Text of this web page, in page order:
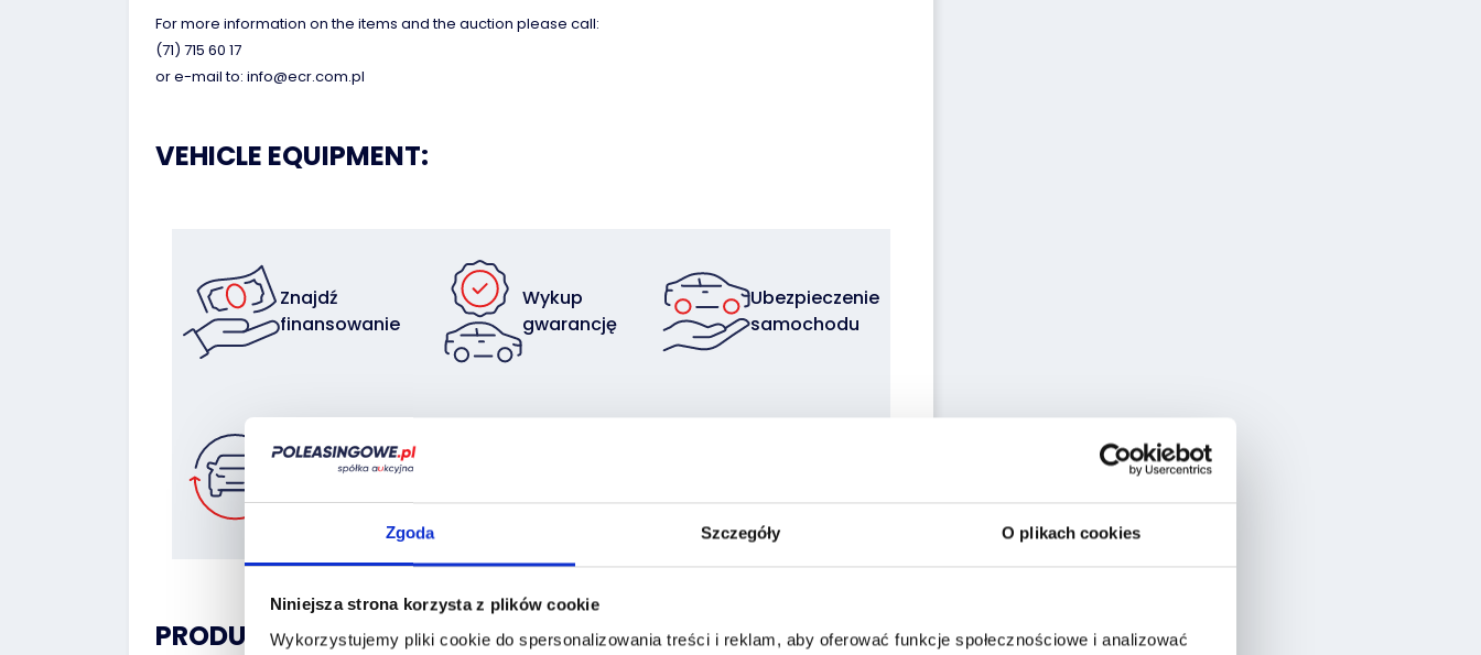
Zgoda Szczegóły O plikach cookies
Niniejsza strona korzysta z plików cookie
Wykorzystujemy pliki cookie do spersonalizowania treści i reklam, aby oferować funkcje społecznościowe i analizować
For more information on the items and the auction please call:
(71) 715 60 17
or e-mail to: info@ecr.com.pl
VEHICLE EQUIPMENT:
Znajdź
finansowanie
Wykup
gwarancję
Ubezpieczenie
samochodu
Zostaw auto
swoją flotę
PRODUCT HISTORY: